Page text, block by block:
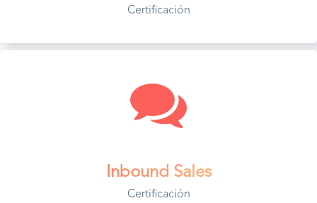
Certificación
Inbound Sales
Certificación